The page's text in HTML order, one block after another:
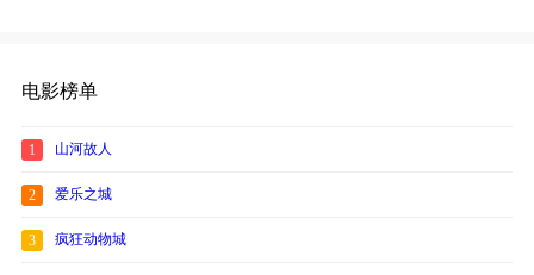
电影榜单
1 山河故人
2 爱乐之城
3 疯狂动物城